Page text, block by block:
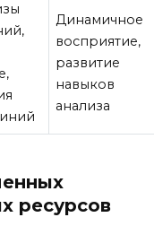
Динамичное
восприятие,
развитие
навыков
анализа
ресурсов